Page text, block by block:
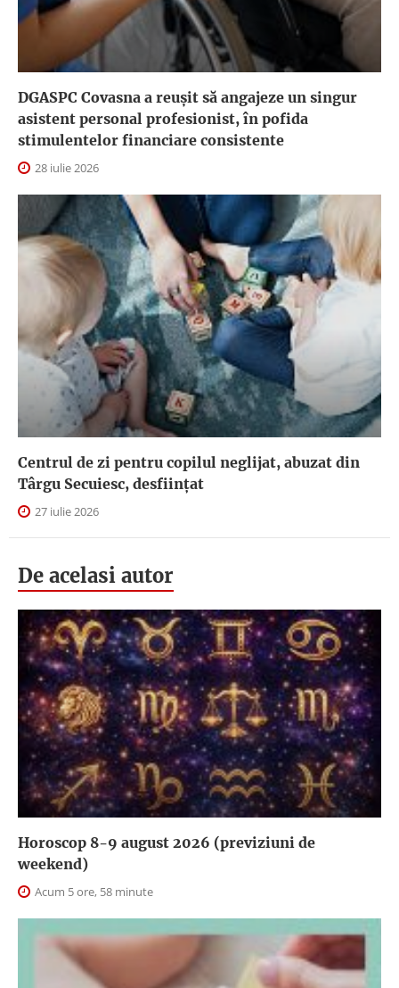
DGASPC Covasna a reuşit să angajeze un singur
asistent personal profesionist, în pofida
stimulentelor financiare consistente
28 iulie 2026
Centrul de zi pentru copilul neglijat, abuzat din
Târgu Secuiesc, desfiinţat
27 iulie 2026
De acelasi autor
Horoscop 8-9 august 2026 (previziuni de
weekend)
Acum 5 ore, 58 minute